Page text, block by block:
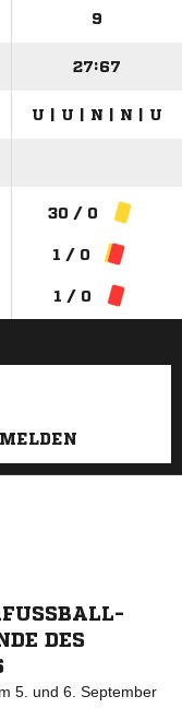
9
27:67
U | U | N | N | U
30 / 0
1 / 0
1 / 0
F
DES A
5. und 6. September